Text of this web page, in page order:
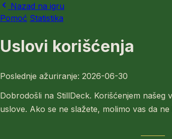
Nazad na igru
Pomoć Statistika
Uslovi korišćenja
Poslednje ažuriranje: 2026-06-30
Dobrodošli na StillDeck. Korišćenjem našeg
uslove. Ako se ne slažete, molimo vas da ne